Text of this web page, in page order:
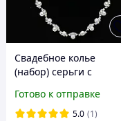
Свадебное колье
(набор) серьги с
серебристой основе
BLAGOY-ART KN10004-0
Готово к отправке
5.0 (1)